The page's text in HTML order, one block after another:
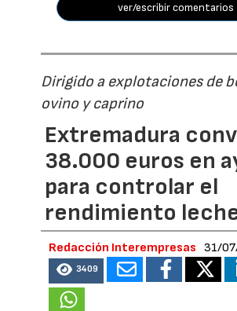
ver/escribir comentarios
Dirigido a explotaciones de
ovino y caprino
Extremadura
38.000 euros en
para controlar el
rendimiento
Redacción Interempresas 31/
3409